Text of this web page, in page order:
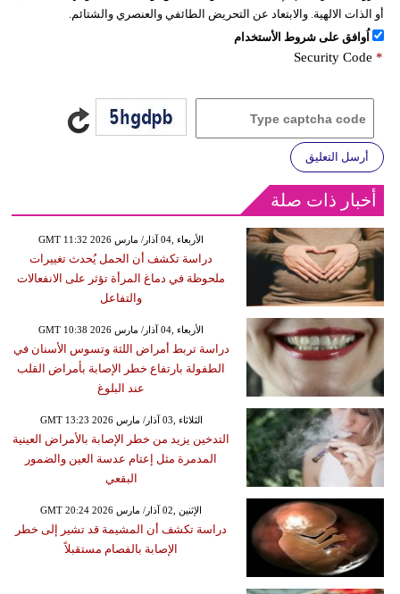
أو الذات الالهية. والابتعاد عن التحريض الطائفي والعنصري والشتائم.
اُوافق على شروط الأستخدام
Security Code *
أرسل التعليق
أخبار ذات صلة
GMT 11:32 2026 الأربعاء ,04 آذار/ مارس
دراسة تكشف أن الحمل يُحدث تغييرات
ملحوظة في دماغ المرأة تؤثر على الانفعالات
والتفاعل
GMT 10:38 2026 الأربعاء ,04 آذار/ مارس
دراسة تربط أمراض اللثة وتسوس الأسنان في
الطفولة بارتفاع خطر الإصابة بأمراض القلب
عند البلوغ
GMT 13:23 2026 الثلاثاء ,03 آذار/ مارس
التدخين يزيد من خطر الإصابة بالأمراض العينية
المدمرة مثل إعتام عدسة العين والضمور
البقعي
GMT 20:24 2026 الإثنين ,02 آذار/ مارس
دراسة تكشف أن المشيمة قد تشير إلى خطر
الإصابة بالفصام مستقبلاً